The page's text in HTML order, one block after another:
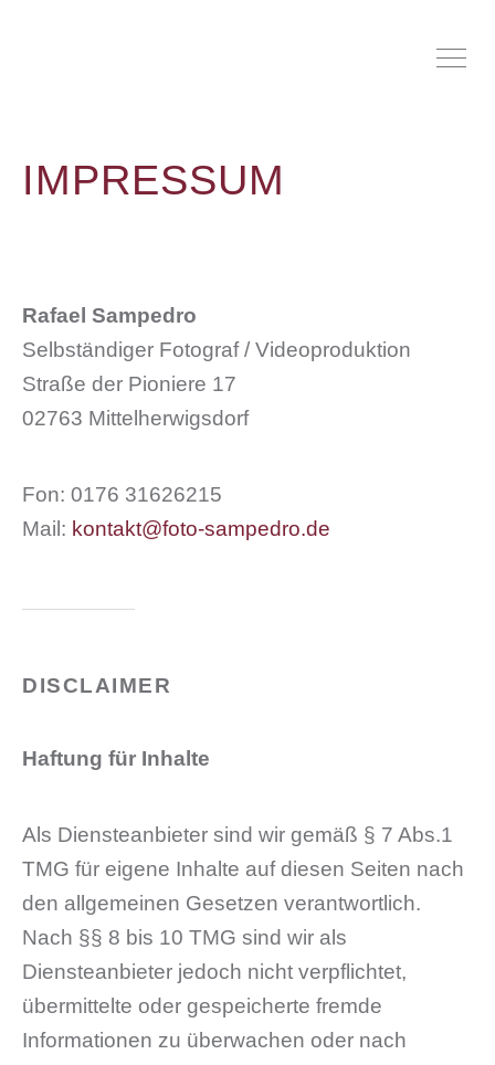
IMPRESSUM
Rafael Sampedro
Selbständiger Fotograf / Videoproduktion
Straße der Pioniere 17
02763 Mittelherwigsdorf
Fon: 0176 31626215
Mail: kontakt@foto-sampedro.de
DISCLAIMER
Haftung für Inhalte
Als Diensteanbieter sind wir gemäß § 7 Abs.1
TMG für eigene Inhalte auf diesen Seiten nach
den allgemeinen Gesetzen verantwortlich.
Nach §§ 8 bis 10 TMG sind wir als
Diensteanbieter jedoch nicht verpflichtet,
übermittelte oder gespeicherte fremde
Informationen zu überwachen oder nach